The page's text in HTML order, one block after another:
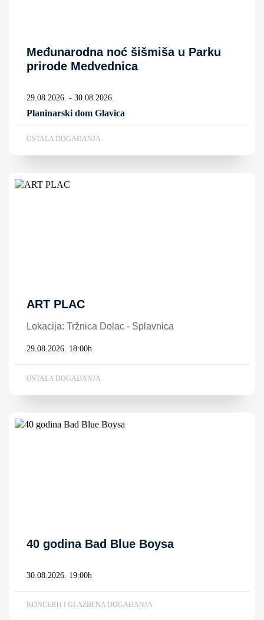
Međunarodna noć šišmiša u Parku
prirode Medvednica
29.08.2026. - 30.08.2026.
Planinarski dom Glavica
OSTALA DOGAĐANJA
ART PLAC
Lokacija: Tržnica Dolac - Splavnica
29.08.2026. 18:00h
OSTALA DOGAĐANJA
40 godina Bad Blue Boysa
30.08.2026. 19:00h
KONCERTI I GLAZBENA DOGAĐANJA